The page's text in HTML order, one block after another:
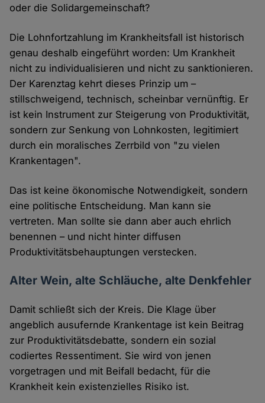
oder die Solidargemeinschaft?
Die Lohnfortzahlung im Krankheitsfall ist historisch
genau deshalb eingeführt worden: Um Krankheit
nicht zu individualisieren und nicht zu sanktionieren.
Der Karenztag kehrt dieses Prinzip um –
stillschweigend, technisch, scheinbar vernünftig. Er
ist kein Instrument zur Steigerung von Produktivität,
sondern zur Senkung von Lohnkosten, legitimiert
durch ein moralisches Zerrbild von "zu vielen
Krankentagen".
Das ist keine ökonomische Notwendigkeit, sondern
eine politische Entscheidung. Man kann sie
vertreten. Man sollte sie dann aber auch ehrlich
benennen – und nicht hinter diffusen
Produktivitätsbehauptungen verstecken.
Alter Wein, alte Schläuche, alte Denkfehler
Damit schließt sich der Kreis. Die Klage über
angeblich ausufernde Krankentage ist kein Beitrag
zur Produktivitätsdebatte, sondern ein sozial
codiertes Ressentiment. Sie wird von jenen
vorgetragen und mit Beifall bedacht, für die
Krankheit kein existenzielles Risiko ist.